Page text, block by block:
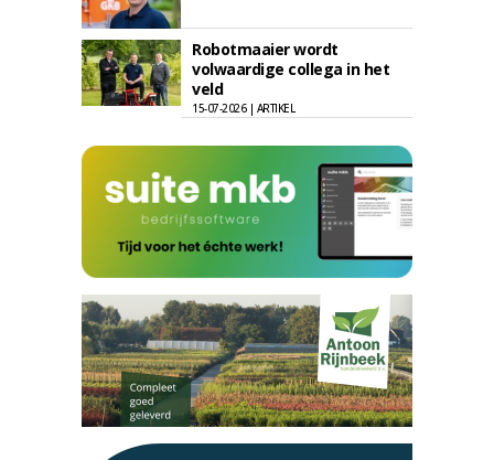
Robotmaaier wordt
volwaardige collega in het
veld
15-07-2026 | ARTIKEL